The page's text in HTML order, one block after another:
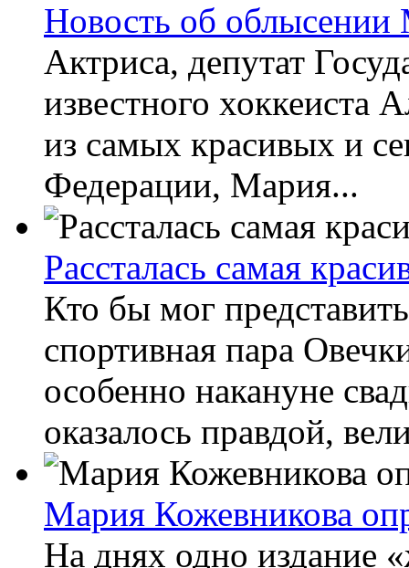
Новость об
Актриса, депутат
известного хоккеиста
из самых красивых и
Федерации, Мария...
Рассталась самая
Кто бы мог
спортивная пара
особенно накануне
оказалось правдой,
Мария Кожевникова
На днях одно издание